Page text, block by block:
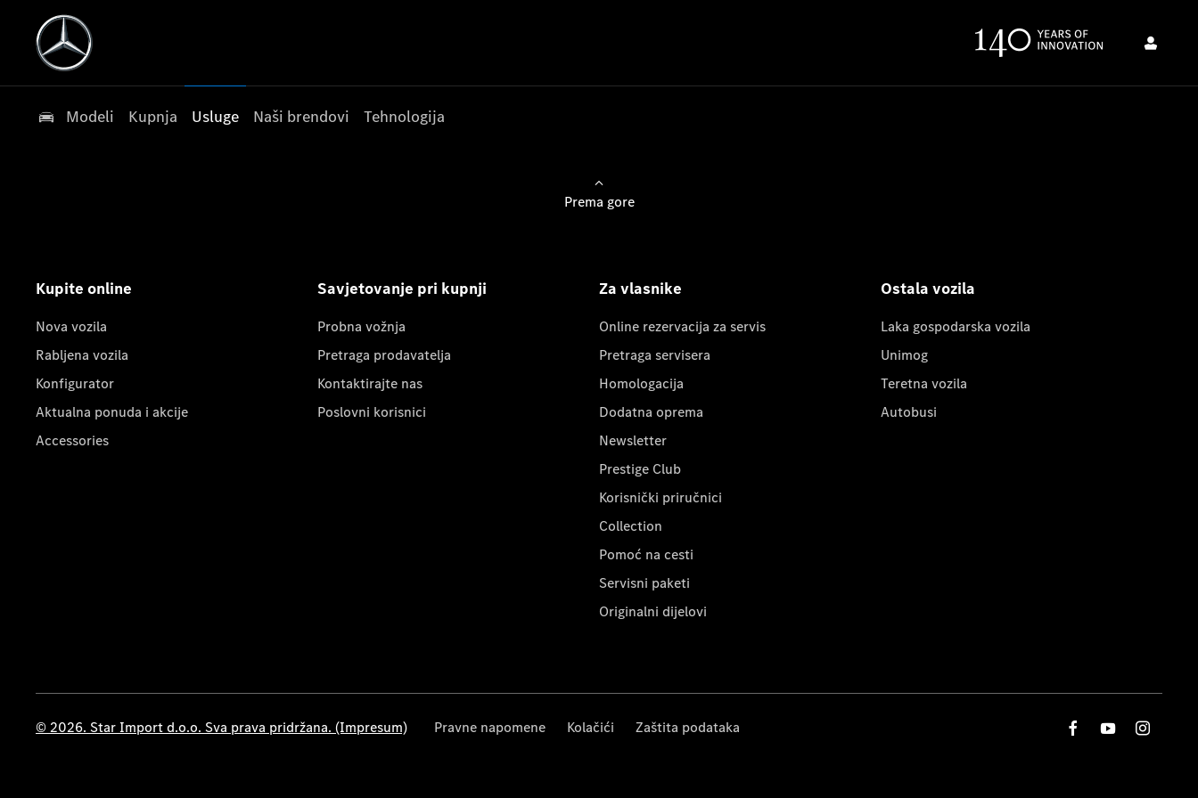
Modeli Kupnja Usluge Naši brendovi Tehnologija
Prema gore
Kupite online
Nova vozila
Rabljena vozila
Konfigurator
Aktualna ponuda i akcije
Accessories
Savjetovanje pri kupnji
Probna vožnja
Pretraga prodavatelja
Kontaktirajte nas
Poslovni korisnici
Za vlasnike
Online rezervacija za servis
Pretraga servisera
Homologacija
Dodatna oprema
Newsletter
Prestige Club
Korisnički priručnici
Collection
Pomoć na cesti
Servisni paketi
Originalni dijelovi
Ostala vozila
Laka gospodarska vozila
Unimog
Teretna vozila
Autobusi
© 2026. Star Import d.o.o. Sva prava pridržana. (Impresum) Pravne napomene Kolačići Zaštita podataka